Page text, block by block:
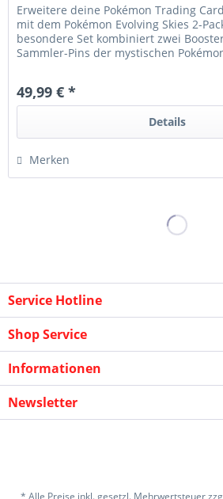
Erweitere deine Pokémon Trading
mit dem Pokémon Evolving Skies 2-
besondere Set kombiniert zwei
Sammler-Pins der mystischen
49,99 € *
Details
Merken
Service Hotline
Shop Service
Informationen
Newsletter
* Alle Preise inkl. gesetzl. Mehrwertsteuer